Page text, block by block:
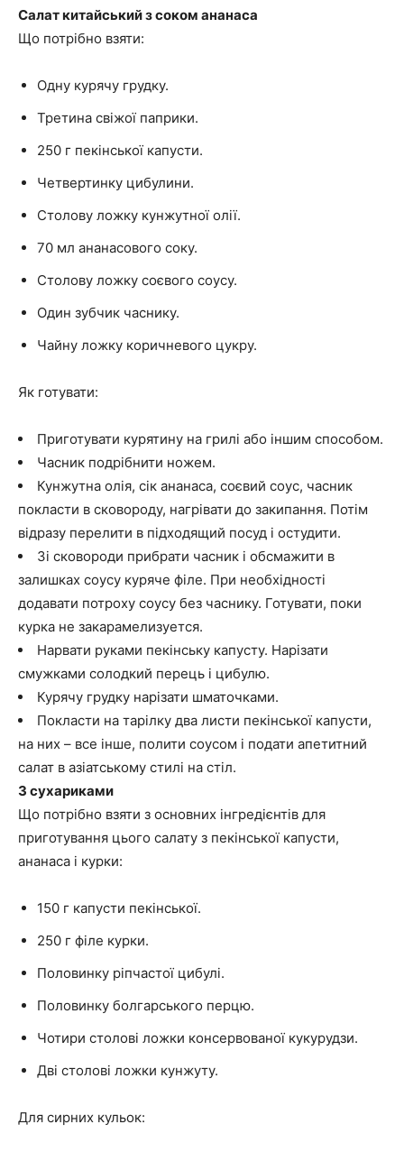
Салат китайський з соком ананаса
Що потрібно взяти:
Одну курячу грудку.
Третина свіжої паприки.
250 г пекінської капусти.
Четвертинку цибулини.
Столову ложку кунжутної олії.
70 мл ананасового соку.
Столову ложку соєвого соусу.
Один зубчик часнику.
Чайну ложку коричневого цукру.
Як готувати:
Приготувати курятину на грилі або іншим способом.
Часник подрібнити ножем.
Кунжутна олія, сік ананаса, соєвий соус, часник
покласти в сковороду, нагрівати до закипання. Потім
відразу перелити в підходящий посуд і остудити.
Зі сковороди прибрати часник і обсмажити в
залишках соусу куряче філе. При необхідності
додавати потроху соусу без часнику. Готувати, поки
курка не закарамелизуется.
Нарвати руками пекінську капусту. Нарізати
смужками солодкий перець і цибулю.
Курячу грудку нарізати шматочками.
Покласти на тарілку два листи пекінської капусти,
на них – все інше, полити соусом і подати апетитний
салат в азіатському стилі на стіл.
З сухариками
Що потрібно взяти з основних інгредієнтів для
приготування цього салату з пекінської капусти,
ананаса і курки:
150 г капусти пекінської.
250 г філе курки.
Половинку ріпчастої цибулі.
Половинку болгарського перцю.
Чотири столові ложки консервованої кукурудзи.
Дві столові ложки кунжуту.
Для сирних кульок: